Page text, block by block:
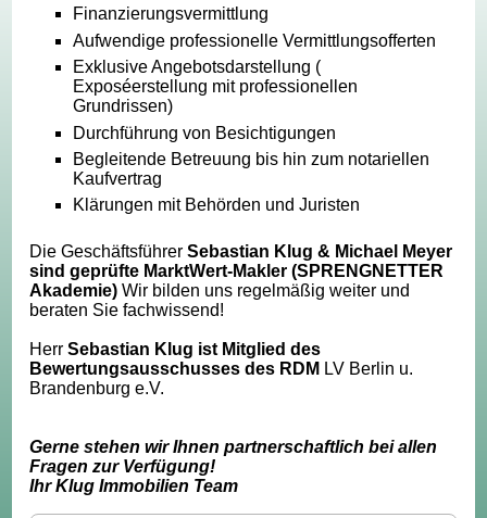
Finanzierungsvermittlung
Aufwendige professionelle Vermittlungsofferten
Exklusive Angebotsdarstellung (
Exposéerstellung mit professionellen
Grundrissen)
Durchführung von Besichtigungen
Begleitende Betreuung bis hin zum notariellen
Kaufvertrag
Klärungen mit Behörden und Juristen
Die GeschäftsführerSebastian Klug & Michael Meyer
sind geprüfte MarktWert-Makler (SPRENGNETTER
Akademie) Wir bilden uns regelmäßig weiter und
beraten Sie fachwissend!
HerrSebastian Klug ist Mitglied des
Bewertungsausschusses des RDM LV Berlin u.
Brandenburg e.V.
Gerne stehen wir Ihnen partnerschaftlich bei allen
Fragen zur Verfügung!
Ihr Klug Immobilien Team